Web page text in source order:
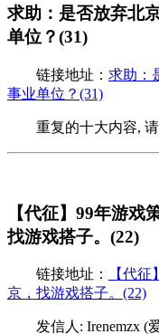
求助：是否放弃北
单位？(31)
链接地址： 求助：
事业单位？(31)
重复的十大内容,
【代征】99年游戏
找游戏搭子。(22)
链接地址：
【代
京，找游戏搭子。(22)
发信人: Irenemzx (